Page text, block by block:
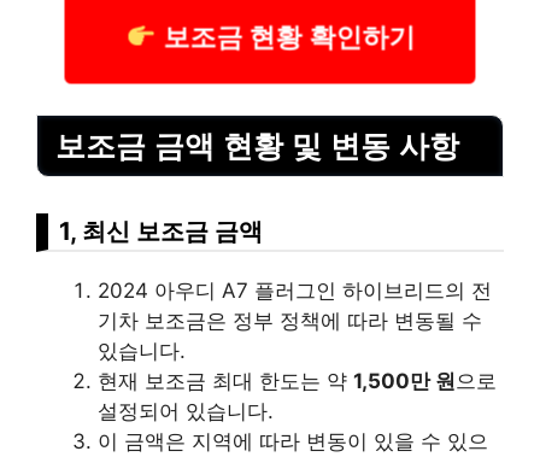
보조금 현황 확인하기
보조금 금액 현황 및 변동 사항
1, 최신 보조금 금액
2024 아우디 A7 플러그인 하이브리드의 전
기차 보조금은 정부 정책에 따라 변동될 수
있습니다.
현재 보조금 최대 한도는 약 1,500만 원 으로
설정되어 있습니다.
이 금액은 지역에 따라 변동이 있을 수 있으